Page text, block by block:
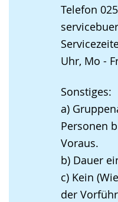
Telefon
Uhr, Mo -
Sonstiges:
a)
Personen
Voraus.
b) Dauer
c) Kein
der